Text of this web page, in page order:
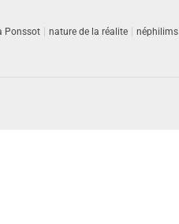
Ponssot nature de la réalite néphilims